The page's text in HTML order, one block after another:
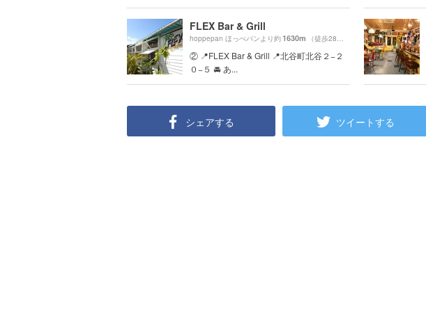
FLEX Bar & Grill
hoppepan ほっぺパンより約1630m （徒歩28分）
② 📍FLEX Bar & Grill 📍北谷町北谷２−２
０−５ 🚘 あ...
シェアする ツイートする